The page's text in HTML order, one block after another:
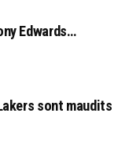
Edwards…
sont maudits